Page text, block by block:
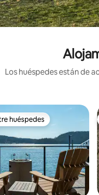
Los huéspedes están de
en Favorito entre huéspedes
huéspedes